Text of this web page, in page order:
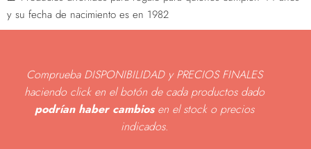
y su fecha de nacimiento es en 1982
Comprueba DISPONIBILIDAD y PRECIOS FINALES
haciendo click en el botón de cada productos dado
podrían haber cambiosen el stock o precios
indicados.